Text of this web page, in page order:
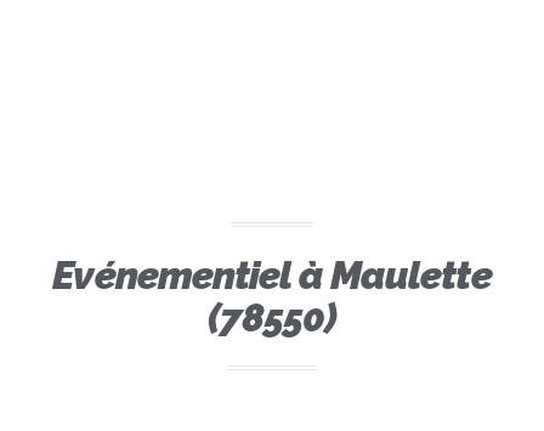
Evénementiel à Maulette
(78550)